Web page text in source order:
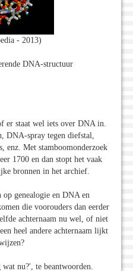
- 2013)
DNA-structuur
er staat wel iets over DNA in.
DNA-spray tegen diefstal,
enz. Met stamboomonderzoek
1700 en dan stopt het vaak
bronnen in het archief.
genealogie en DNA en
die voorouders dan eerder
achternaam nu wel, of niet
heel andere achternaam lijkt
nu?', te beantwoorden.